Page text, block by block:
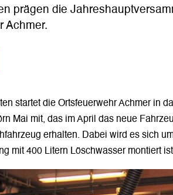
prägen die
Achmer.
startet die Ortsfeuerwehr Achmer in
Mai mit, das im April das neue
erhalten. Dabei wird es sich
mit 400 Litern Löschwasser montiert